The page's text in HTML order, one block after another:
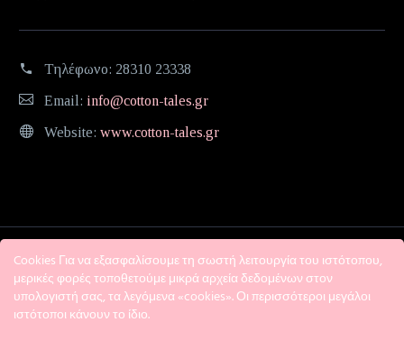
Τηλέφωνο: 28310 23338
Email: info@cotton-tales.gr
Website: www.cotton-tales.gr
Cookies Για να εξασφαλίσουμε τη σωστή λειτουργία του ιστότοπου,
μερικές φορές τοποθετούμε μικρά αρχεία δεδομένων στον
υπολογιστή σας, τα λεγόμενα «cookies». Οι περισσότεροι μεγάλοι
ιστότοποι κάνουν το ίδιο.